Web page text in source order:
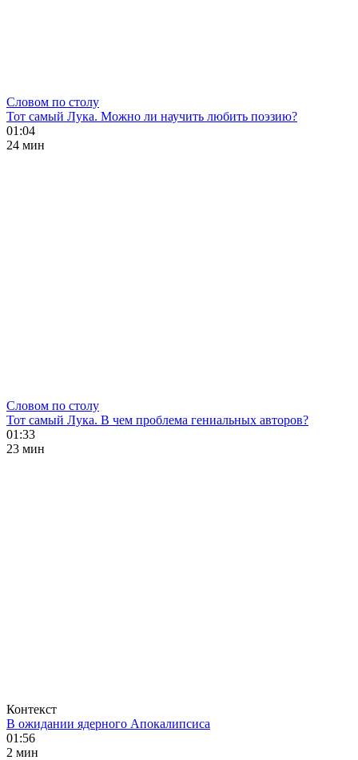
Словом по столу
Тот самый Лука. Можно ли научить любить поэзию?
01:04
24 мин
Словом по столу
Тот самый Лука. В чем проблема гениальных авторов?
01:33
23 мин
Контекст
В ожидании ядерного Апокалипсиса
01:56
2 мин